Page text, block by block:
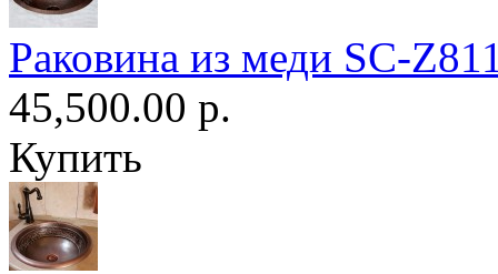
Раковина из меди SC-
45,500.00 р.
Купить